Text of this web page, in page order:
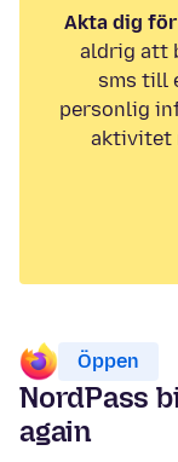
Akta dig
aldrig att
sms till
personlig
aktivitet
Öppen
NordPass
again